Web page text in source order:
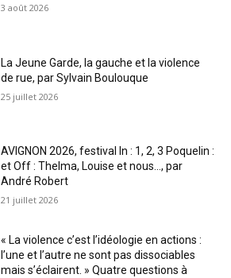
3 août 2026
La Jeune Garde, la gauche et la violence
de rue, par Sylvain Boulouque
25 juillet 2026
AVIGNON 2026, festival In : 1, 2, 3 Poquelin :
et Off : Thelma, Louise et nous…, par
André Robert
21 juillet 2026
« La violence c’est l’idéologie en actions :
l’une et l’autre ne sont pas dissociables
mais s’éclairent. » Quatre questions à